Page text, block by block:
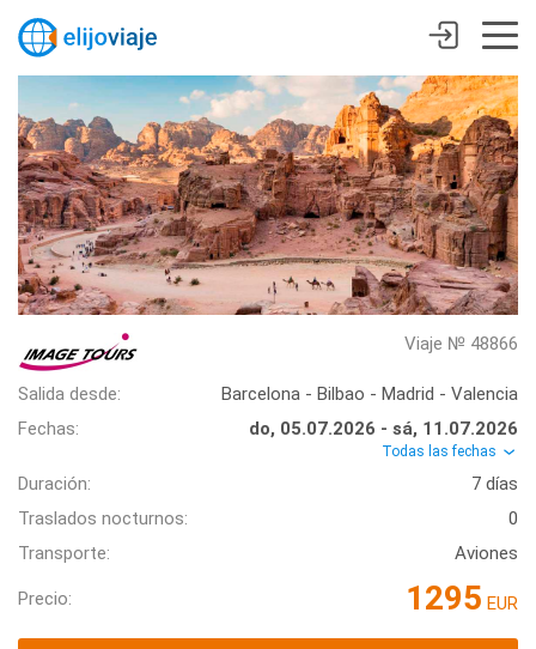
Viaje № 48866
Salida desde:
Barcelona - Bilbao - Madrid - Valencia
Fechas:
do, 05.07.2026 - sá, 11.07.2026
Todas las fechas
Duración:
7 días
Traslados nocturnos:
0
Transporte:
Aviones
Precio: 1295 EUR